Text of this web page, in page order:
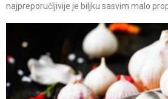
najpreporučljivije je biljku sasvim malo